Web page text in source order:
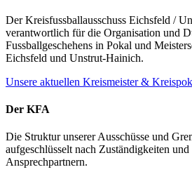
Der Kreisfussballausschuss Eichsfeld /
verantwortlich für die Organisation und
Fussballgeschehens in Pokal und
Eichsfeld und Unstrut-Hainich.
Unsere aktuellen Kreismeister &
Der KFA
Die Struktur unserer Ausschüsse und
aufgeschlüsselt nach Zuständigkeiten
Ansprechpartnern.